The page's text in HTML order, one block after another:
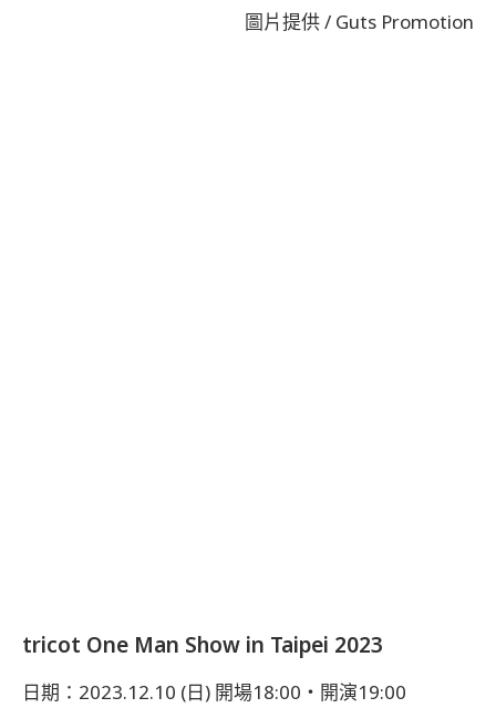
圖片提供 / Guts Promotion
tricot One Man Show in Taipei 2023
日期：2023.12.10 (日) 開場18:00・開演19:00